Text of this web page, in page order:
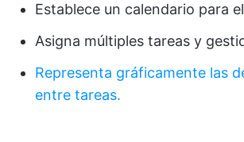
Establece un calendario para
Asigna múltiples tareas y
Representa gráficamente las
entre tareas.